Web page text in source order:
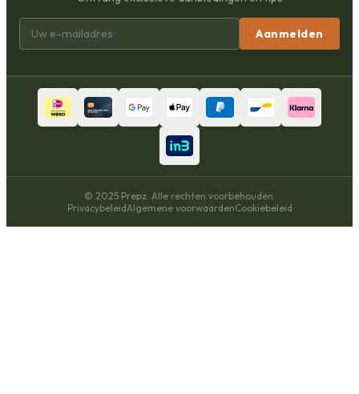
Aanmelden
© 2025 Prepz. Alle rechten voorbehouden.
PrivacybeleidAlgemene voorwaardenCookiebeleid